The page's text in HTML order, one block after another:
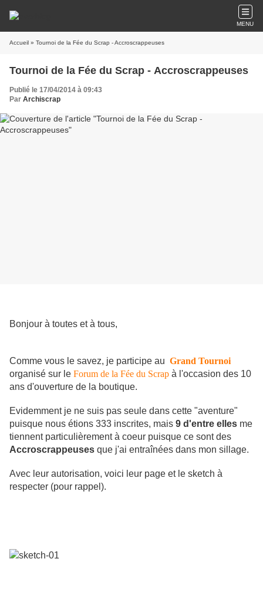
MENU
Accueil » Tournoi de la Fée du Scrap - Accroscrappeuses
Tournoi de la Fée du Scrap - Accroscrappeuses
Publié le 17/04/2014 à 09:43
Par Archiscrap
Bonjour à toutes et à tous,
Comme vous le savez, je participe au Grand Tournoi
organisé sur le Forum de la Fée du Scrap à l'occasion des 10
ans d'ouverture de la boutique.
Evidemment je ne suis pas seule dans cette "aventure"
puisque nous étions 333 inscrites, mais 9 d'entre elles me
tiennent particulièrement à coeur puisque ce sont des
Accroscrappeuses que j'ai entraînées dans mon sillage.
Avec leur autorisation, voici leur page et le sketch à
respecter (pour rappel).